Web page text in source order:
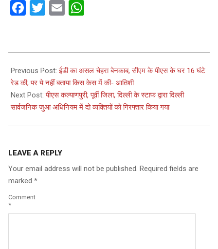
Facebook
Twitter
Email
02-
07
Previous Post:ईडी का असल चेहरा बेनकाब, सीएम के पीएस के घर 16 घंटे
रेड की, पर ये नहीं बताया किस केस में की- आतिशी
Next Post:पीएस कल्याणपुरी, पूर्वी जिला, दिल्ली के स्टाफ द्वारा दिल्ली
सार्वजनिक जुआ अधिनियम में दो व्यक्तियों को गिरफ्तार किया गया
LEAVE A REPLY
Your email address will not be published. Required fields are
marked *
Comment
*